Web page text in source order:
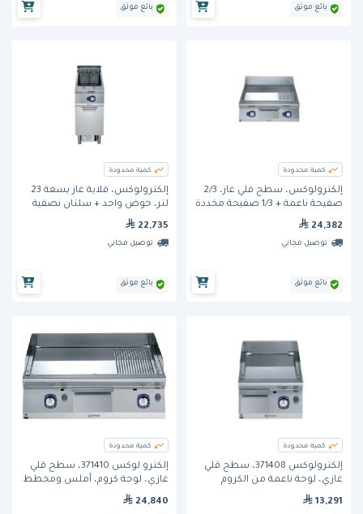
بائع موثق بائع موثق
كمية محدودة
إلكترولوكس، سطح قلي غاز، 2/3
صفيحة ناعمة + 1/3 صفيحة مخددة
24,382
توصيل مجاني
بائع موثق
كمية محدودة
إلكترولوكس، قلاية غاز بسعة 23
لتر، حوض واحد + سلتان نصفية
22,735
توصيل مجاني
بائع موثق
كمية محدودة
إلكترولوكس 371408، سطح قلي
غازي، لوحة ناعمة من الكروم
المصقول، 400 مم
13,291
كمية محدودة
إلكترو لوكس 371410، سطح قلي
غازي، لوحة كروم، أملس ومخطط
مصقول، بعرض 800 ملم
24,840